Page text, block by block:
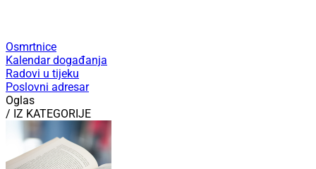
Osmrtnice
Kalendar događanja
Radovi u tijeku
Poslovni adresar
Oglas
/ IZ KATEGORIJE